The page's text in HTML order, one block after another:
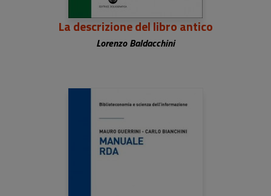
La descrizione del libro antico
Lorenzo Baldacchini